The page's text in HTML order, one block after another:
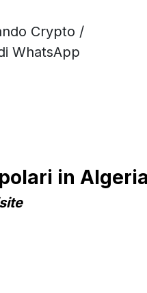
Crypto /
WhatsApp
in Algeria